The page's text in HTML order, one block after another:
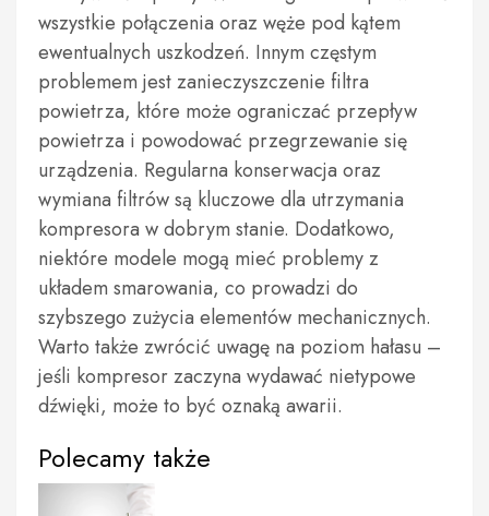
wszystkie połączenia oraz węże pod kątem
ewentualnych uszkodzeń. Innym częstym
problemem jest zanieczyszczenie filtra
powietrza, które może ograniczać przepływ
powietrza i powodować przegrzewanie się
urządzenia. Regularna konserwacja oraz
wymiana filtrów są kluczowe dla utrzymania
kompresora w dobrym stanie. Dodatkowo,
niektóre modele mogą mieć problemy z
układem smarowania, co prowadzi do
szybszego zużycia elementów mechanicznych.
Warto także zwrócić uwagę na poziom hałasu –
jeśli kompresor zaczyna wydawać nietypowe
dźwięki, może to być oznaką awarii.
Polecamy także